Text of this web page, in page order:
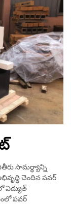
సామర్థ్యాన్ని
చెందిన పవర్
విద్యుత్
పవర్